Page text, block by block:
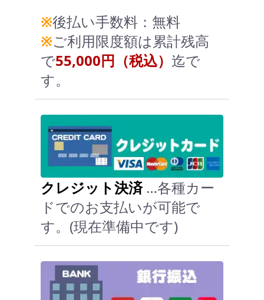
※後払い手数料：無料
※ご利用限度額は累計残高
で55,000円（税込） 迄で
す。
クレジット決済…各種カー
ドでのお支払いが可能で
す。(現在準備中です)